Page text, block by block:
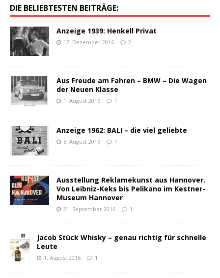
DIE BELIEBTESTEN BEITRÄGE:
Anzeige 1939: Henkell Privat
17. Dezember 2016 2
Aus Freude am Fahren – BMW – Die Wagen
der Neuen Klasse
1. August 2016 1
Anzeige 1962: BALI – die viel geliebte
5. August 2016 1
Ausstellung Reklamekunst aus Hannover.
Von Leibniz-Keks bis Pelikano im Kestner-
Museum Hannover
21. September 2016 1
Jacob Stück Whisky – genau richtig für schnelle
Leute
1. August 2016 1